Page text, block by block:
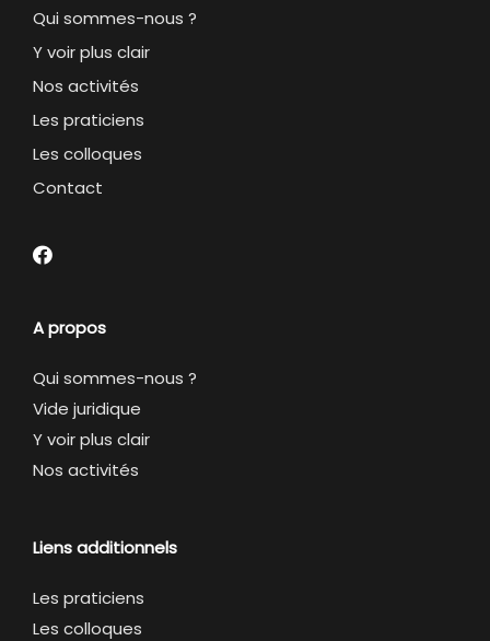
Qui sommes-nous ?
Y voir plus clair
Nos activités
Les praticiens
Les colloques
Contact
A propos
Qui sommes-nous ?
Vide juridique
Y voir plus clair
Nos activités
Liens additionnels
Les praticiens
Les colloques